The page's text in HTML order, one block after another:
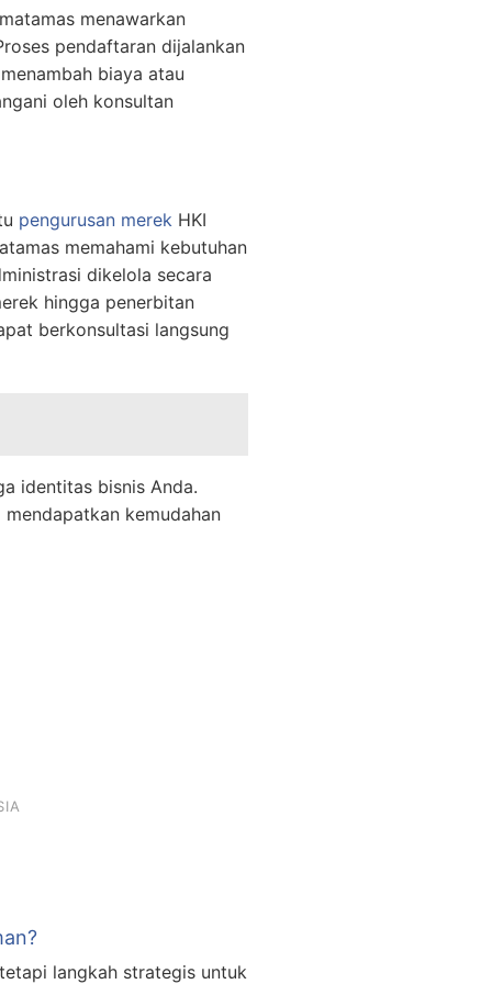
menawarkan
pendaftaran dijalankan
biaya atau
oleh konsultan
pengurusan merek HKI
memahami kebutuhan
dikelola secara
hingga penerbitan
berkonsultasi langsung
identitas bisnis Anda.
kemudahan
langkah strategis untuk